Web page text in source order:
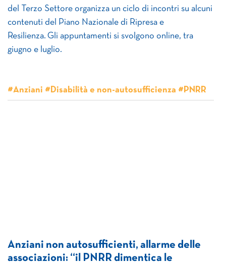
del Terzo Settore organizza un ciclo di incontri su alcuni
contenuti del Piano Nazionale di Ripresa e
Resilienza. Gli appuntamenti si svolgono online, tra
giugno e luglio.
#Anziani #Disabilità e non-autosufficienza #PNRR
Anziani non autosufficienti, allarme delle
associazioni: “il PNRR dimentica le